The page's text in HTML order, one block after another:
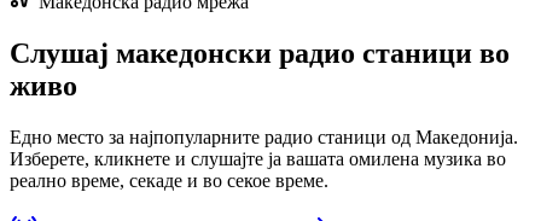
Слушај македонски радио станици во
живо
Едно место за најпопуларните радио станици од Македонија.
Изберете, кликнете и слушајте ја вашата омилена музика во
реално време, секаде и во секое време.